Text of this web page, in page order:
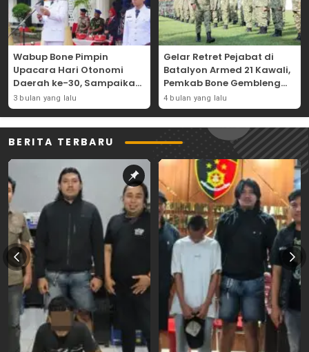
Wabup Bone Pimpin
Upacara Hari Otonomi
Daerah ke-30, Sampaikan
Amanat Mendagri
Wujudkan Asta Cita
3 bulan yang lalu
Gelar Retret Pejabat di
Batalyon Armed 21 Kawali,
Pemkab Bone Gembleng
Kedisiplinan Camat dan
Pimpinan OPD
4 bulan yang lalu
BERITA TERBARU